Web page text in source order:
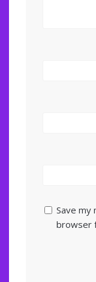
Save my
browser